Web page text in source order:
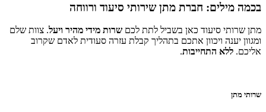
בכמה מילים: חברת מתן שירותי סיעוד ורווחה
מתן שרותי סיעוד כאן בשביל לתת לכם שרות מידי מהיר ויעל. צוות שלם
ומגוון יענה ויכוון אתכם בתהליך קבלת עזרה סעודית לאדם שקרוב
אליכם. ללא התחייבות.
שרותי מתן